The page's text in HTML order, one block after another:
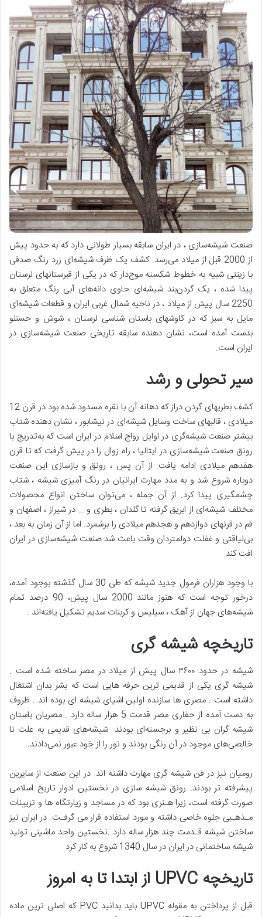
صنعت شیشه‌سازی ، در ایران سابقه بسیار طولانی دارد که به حدود پیش
از 2000 قبل از میلاد می‌رسد. کشف یک ظرف شیشه‌ای زرد رنگ صدفی
با زینتی شبیه به خطوط شکسته موج‌دار که در یکی از قبرستانهای لرستان
پیدا شده ، یک گردن‌بند شیشه‌ای حاوی دانه‌های آبی رنگ متعلق به
2250 سال پیش از میلاد ، در ناحیه شمال غربی ایران و قطعات شیشه‌ای
مایل به سبز که در کاوشهای باستان شناسی لرستان ، شوش و حسنلو
بدست آمده است، نشان دهنده سابقه تاریخی صنعت شیشه‌سازی در
ایران است.
سیر تحولی و رشد
کشف بطریهای گردن دراز که دهانه آن با نقره مسدود شده بود در قرن 12
میلادی ، قالبهای ساخت وسایل شیشه‌ای در نیشابور ، نشان دهنده شتاب
بیشتر صنعت شیشه‌گری در اوایل رواج اسلام در ایران است که به‌تدریج با
رونق صنعت شیشه‌سازی در ایتالیا ، راه زوال را در پیش گرفت که تا قرن
هفدهم میلادی ادامه یافت. از آن پس ، رونق و بازسازی این صنعت
دوباره شروع شد و به مدد مهارت ایرانیان در رنگ آمیزی شیشه ، شتاب
چشمگیری پیدا کرد. از آن جمله ، می‌توان ساختن انواع محصولات
مختلف شیشه‌ای از ابریق گرفته تا گلدان ، بطری و … در شیراز ، اصفهان و
قم در قرنهای دوازدهم و هجدهم میلادی را برشمرد. اما از آن زمان به بعد ،
بی‌لیاقتی و غفلت دولمتردان وقت باعث شد صنعت شیشه‌سازی در ایران
افت کند.
با وجود هزاران فرمول جدید شیشه که طی 30 سال گذشته بوجود آمده،
درخور توجه است که هنوز مانند 2000 سال پیش، 90 درصد تمام
شیشه‌های جهان از آهک ، سیلیس و کربنات سدیم تشکیل یافته‌اند .
تاریخچه شیشه گری
شیشه در حدود ۳۶۰۰ سال پیش از میلاد در مصر ساخته شده است .
شیشه گری یکی از قدیمی ترین حرفه هایی است که بشر بدان اشتغال
داشته است . مصری ها سازنده اولین اشیای شیشه ای بوده اند . ظروف
به دست آمده از حفاری مصر قدمت 5 هزار ساله دارد . مصریان باستان
شیشه گران بی نظیر و برجسته‌ای بودند. شیشه‌های قدیمی به علت نا
خالصی‌های موجود در آن رنگی بودند و نور را از خود عبور نمی‌دادند.
رومیان نیز در فن شیشه گری مهارت داشته اند. در این صنعت از سایرین
پیشرفته تر بودند. رونق شیشه سازی در نخستین ادوار تاریخ اسلامی
صورت گرفته است، زیرا هـنری بود که در مساجد و زیارتگاه ها و تزیینات
مـذهـبی جلوه خاصی داشته و مورد استفاده قرار می گرفـت. در ایران نیز
ساختن شیشه قـدمت چند هزار ساله دارد .نخستین واحد ماشینی تولید
شیشه ساختمانی در ایران در سال 1340 شروع به کار کرد
تاریخچه UPVC از ابتدا تا به امروز
قبل از پرداختن به مقوله UPVC باید بدانید PVC که اصلی ترین ماده